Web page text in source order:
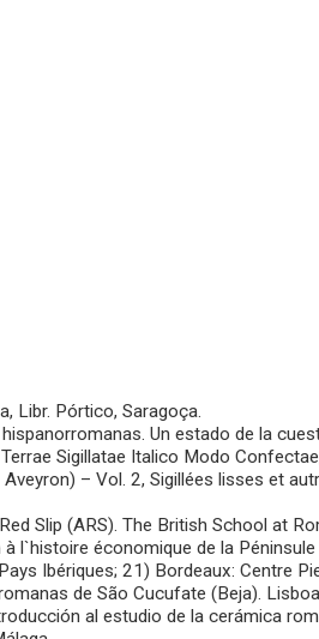
Libr. Pórtico, Saragoça.
Un estado de la
Sigillatae Italico Modo
– Vol. 2, Sigillées lisses et
Slip (ARS). The British School at
l`histoire économique de la Péninsule
Ibériques; 21) Bordeaux: Centre
de São Cucufate (Beja).
al estudio de la cerámica